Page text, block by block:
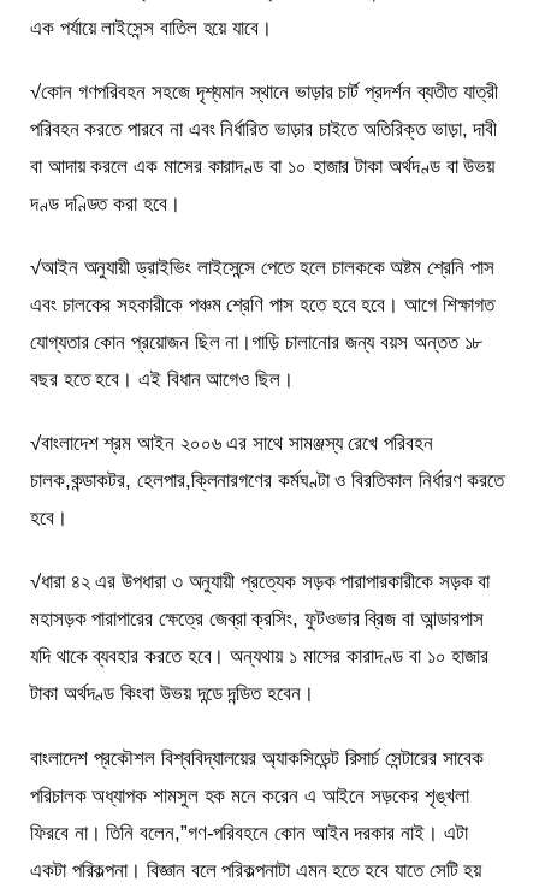
এক পর্যায়ে লাইসেন্স বাতিল হয়ে যাবে।
√কোন গণপরিবহন সহজে দৃশ্যমান স্থানে ভাড়ার চার্ট প্রদর্শন ব্যতীত যাত্রী
পরিবহন করতে পারবে না এবং নির্ধারিত ভাড়ার চাইতে অতিরিক্ত ভাড়া, দাবী
বা আদায় করলে এক মাসের কারাদণ্ড বা ১০ হাজার টাকা অর্থদণ্ড বা উভয়
দণ্ড দণ্ডিত করা হবে।
√আইন অনুযায়ী ড্রাইভিং লাইসেন্সে পেতে হলে চালককে অষ্টম শ্রেনি পাস
এবং চালকের সহকারীকে পঞ্চম শ্রেণি পাস হতে হবে হবে। আগে শিক্ষাগত
যোগ্যতার কোন প্রয়োজন ছিল না।গাড়ি চালানোর জন্য বয়স অন্তত ১৮
বছর হতে হবে। এই বিধান আগেও ছিল।
√বাংলাদেশ শ্রম আইন ২০০৬ এর সাথে সামঞ্জস্য রেখে পরিবহন
চালক,কন্ডাকটর, হেলপার,ক্লিনারগণের কর্মঘণ্টা ও বিরতিকাল নির্ধারণ করতে
হবে।
√ধারা ৪২ এর উপধারা ৩ অনুযায়ী প্রত্যেক সড়ক পারাপারকারীকে সড়ক বা
মহাসড়ক পারাপারের ক্ষেত্রে জেব্রা ক্রসিং, ফুটওভার ব্রিজ বা আন্ডারপাস
যদি থাকে ব্যবহার করতে হবে। অন্যথায় ১ মাসের কারাদণ্ড বা ১০ হাজার
টাকা অর্থদণ্ড কিংবা উভয় দন্ডে দন্ডিত হবেন।
বাংলাদেশ প্রকৌশল বিশ্ববিদ্যালয়ের অ্যাকসিডেন্ট রিসার্চ সেন্টারের সাবেক
পরিচালক অধ্যাপক শামসুল হক মনে করেন এ আইনে সড়কের শৃঙ্খলা
ফিরবে না। তিনি বলেন,”গণ-পরিবহনে কোন আইন দরকার নাই। এটা
একটা পরিকল্পনা। বিজ্ঞান বলে পরিকল্পনাটা এমন হতে হবে যাতে সেটি হয়